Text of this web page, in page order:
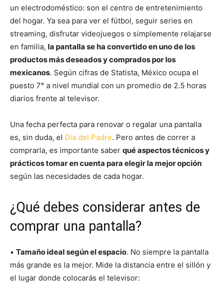
un electrodoméstico: son el centro de entretenimiento
del hogar. Ya sea para ver el fútbol, seguir series en
streaming, disfrutar videojuegos o simplemente relajarse
en familia, la pantalla se ha convertido en uno de los
productos más deseados y comprados por los
mexicanos. Según cifras de Statista, México ocupa el
puesto 7° a nivel mundial con un promedio de 2.5 horas
diarios frente al televisor.
Una fecha perfecta para renovar o regalar una pantalla
es, sin duda, el Día del Padre. Pero antes de correr a
comprarla, es importante saber qué aspectos técnicos y
prácticos tomar en cuenta para elegir la mejor opción
según las necesidades de cada hogar.
¿Qué debes considerar antes de
comprar una pantalla?
• Tamaño ideal según el espacio. No siempre la pantalla
más grande es la mejor. Mide la distancia entre el sillón y
el lugar donde colocarás el televisor: